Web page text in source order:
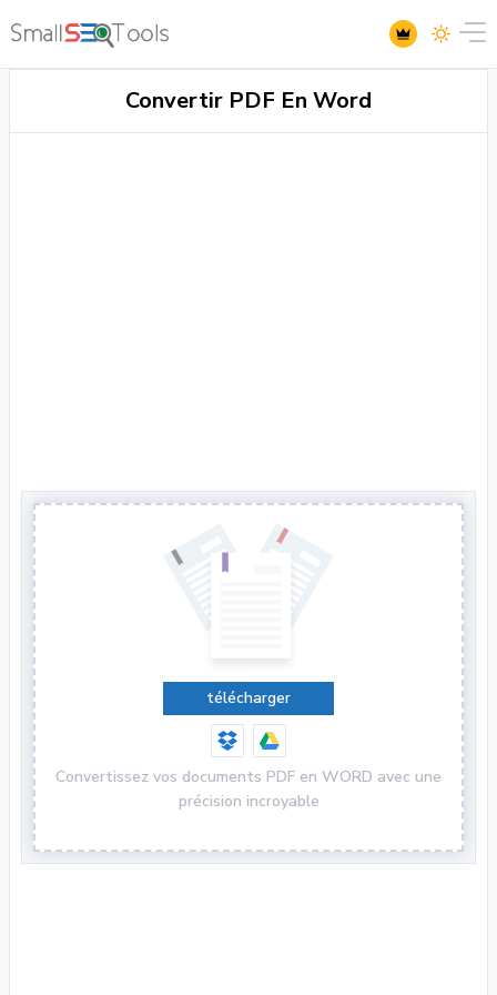
Convertir PDF En Word
télécharger
Convertissez vos documents PDF en WORD avec une
précision incroyable